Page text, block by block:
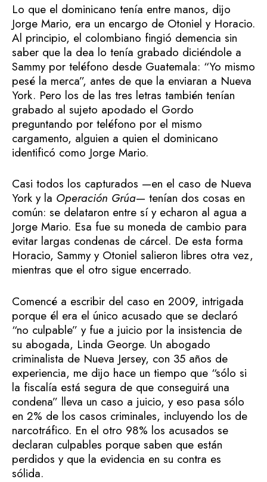
Lo que el dominicano tenía entre manos, dijo
Jorge Mario, era un encargo de Otoniel y Horacio.
Al principio, el colombiano fingió demencia sin
saber que la dea lo tenía grabado diciéndole a
Sammy por teléfono desde Guatemala: “Yo mismo
pesé la merca”, antes de que la enviaran a Nueva
York. Pero los de las tres letras también tenían
grabado al sujeto apodado el Gordo
preguntando por teléfono por el mismo
cargamento, alguien a quien el dominicano
identificó como Jorge Mario.
Casi todos los capturados —en el caso de Nueva
York y la Operación Grúa— tenían dos cosas en
común: se delataron entre sí y echaron al agua a
Jorge Mario. Esa fue su moneda de cambio para
evitar largas condenas de cárcel. De esta forma
Horacio, Sammy y Otoniel salieron libres otra vez,
mientras que el otro sigue encerrado.
Comencé a escribir del caso en 2009, intrigada
porque él era el único acusado que se declaró
“no culpable” y fue a juicio por la insistencia de
su abogada, Linda George. Un abogado
criminalista de Nueva Jersey, con 35 años de
experiencia, me dijo hace un tiempo que “sólo si
la fiscalía está segura de que conseguirá una
condena” lleva un caso a juicio, y eso pasa sólo
en 2% de los casos criminales, incluyendo los de
narcotráfico. En el otro 98% los acusados se
declaran culpables porque saben que están
perdidos y que la evidencia en su contra es
sólida.